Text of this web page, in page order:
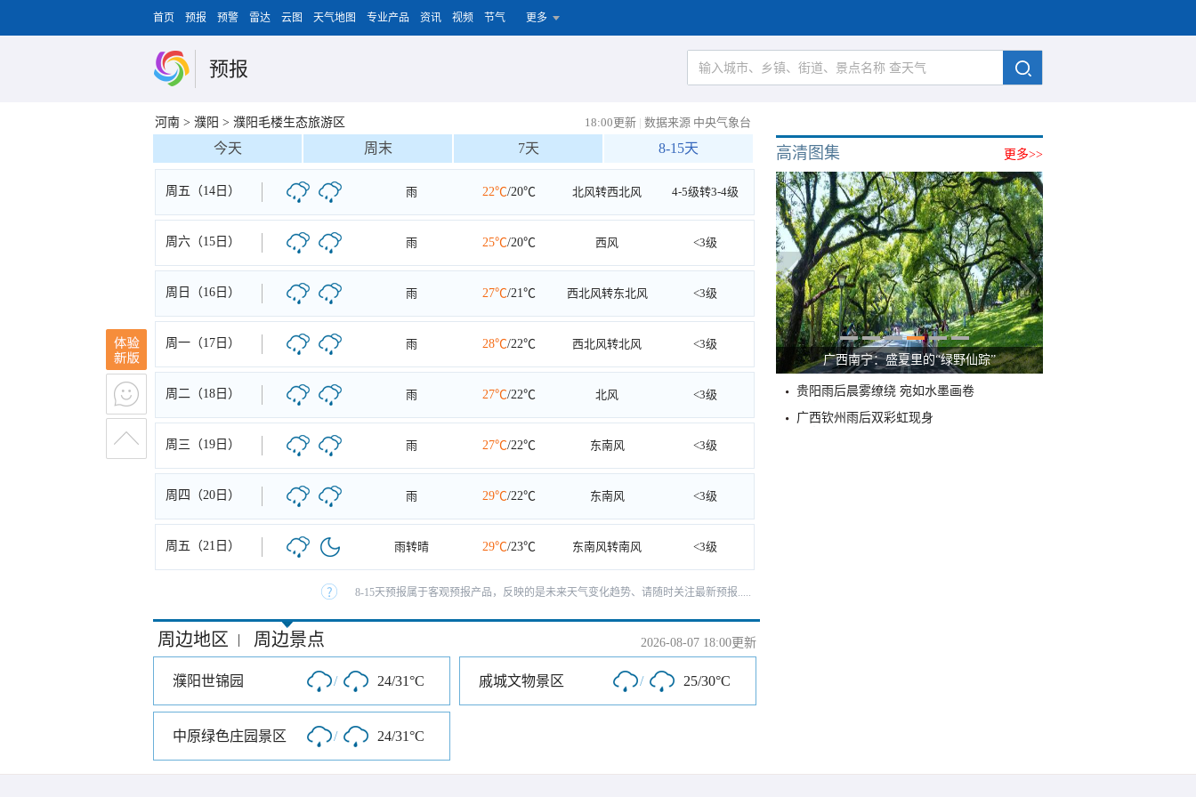
首页 预报 预警 雷达 云图 天气地图 专业产品 资讯 视频 节气 更多
预报
河南 > 濮阳 > 濮阳毛楼生态旅游区 18:00更新 | 数据来源 中央气象台
今天 周末 7天 8-15天
周五（14日） 雨 22℃/20℃ 北风转西北风 4-5级转3-4级
周六（15日） 雨 25℃/20℃ 西风 <3级
周日（16日） 雨 27℃/21℃ 西北风转东北风 <3级
周一（17日） 雨 28℃/22℃ 西北风转北风 <3级
周二（18日） 雨 27℃/22℃ 北风 <3级
周三（19日） 雨 27℃/22℃ 东南风 <3级
周四（20日） 雨 29℃/22℃ 东南风 <3级
周五（21日） 雨转晴 29℃/23℃ 东南风转南风 <3级
8-15天预报属于客观预报产品，反映的是未来天气变化趋势、请随时关注最新预报.....
周边地区 | 周边景点 2026-08-07 18:00更新
濮阳世锦园 / 24/31°C 戚城文物景区 / 25/30°C
中原绿色庄园景区 / 24/31°C
更多>>
高清图集
广西南宁：盛夏里的“绿野仙踪”
贵阳雨后晨雾缭绕 宛如水墨画卷
广西钦州雨后双彩虹现身